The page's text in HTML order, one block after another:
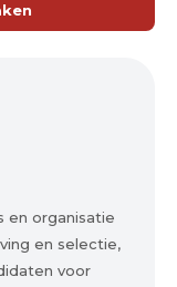
en organisatie
en selectie,
voor